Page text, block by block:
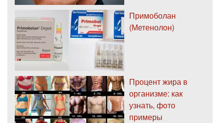
Примоболан
(Метенолон)
Процент жира в
организме: как
узнать, фото
примеры